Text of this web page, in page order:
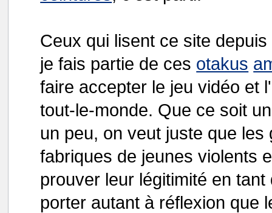
Ceux qui lisent ce site
je fais partie de ces otakus
faire accepter le jeu vidéo et
tout-le-monde. Que ce soit
un peu, on veut juste que
fabriques de jeunes violents
prouver leur légitimité en
porter autant à réflexion que